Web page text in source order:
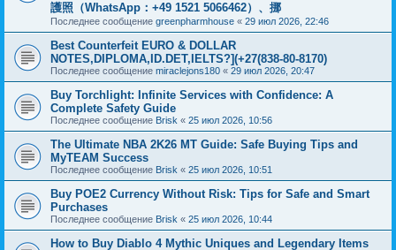
護照（WhatsApp：+49 1521 5066462）、挪
Последнее сообщение greenpharmhouse « 29 июл 2026, 22:46
Best Counterfeit EURO & DOLLAR
NOTES,DIPLOMA,ID.DET,IELTS?](+27(838-80-8170)
Последнее сообщение miraclejons180 « 29 июл 2026, 20:47
Buy Torchlight: Infinite Services with Confidence: A
Complete Safety Guide
Последнее сообщение Brisk « 25 июл 2026, 10:56
The Ultimate NBA 2K26 MT Guide: Safe Buying Tips and
MyTEAM Success
Последнее сообщение Brisk « 25 июл 2026, 10:51
Buy POE2 Currency Without Risk: Tips for Safe and Smart
Purchases
Последнее сообщение Brisk « 25 июл 2026, 10:44
How to Buy Diablo 4 Mythic Uniques and Legendary Items